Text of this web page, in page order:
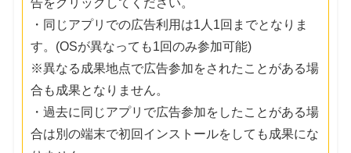
告をクリックしてください。
・同じアプリでの広告利用は1人1回までとなりま
す。(OSが異なっても1回のみ参加可能)
※異なる成果地点で広告参加をされたことがある場
合も成果となりません。
・過去に同じアプリで広告参加をしたことがある場
合は別の端末で初回インストールをしても成果にな